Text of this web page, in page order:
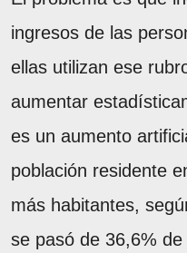
ingresos de las
ellas utilizan ese
aumentar
es un aumento
población residente
más habitantes,
se pasó de 36,6%